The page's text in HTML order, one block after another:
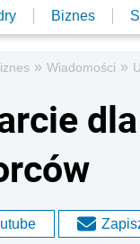
Biznes
» Wiadomości »